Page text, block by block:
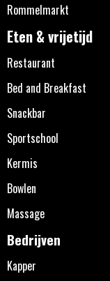
Rommelmarkt
Eten & vrijetijd
Restaurant
Bed and Breakfast
Snackbar
Sportschool
Kermis
Bowlen
Massage
Bedrijven
Kapper